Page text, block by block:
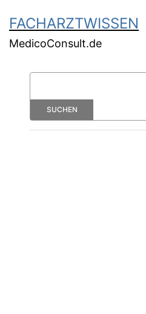
FACHARZTWISSEN
MedicoConsult.de